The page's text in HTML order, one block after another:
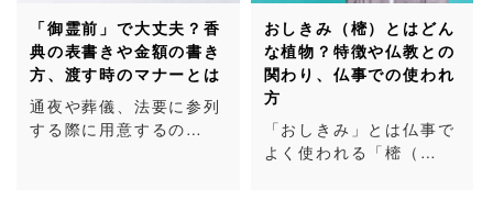
「御霊前」で大丈夫？香
典の表書きや金額の書き
方、渡す時のマナーとは
通夜や葬儀、法要に参列
する際に用意するの…
おしきみ（樒）とはどん
な植物？特徴や仏教との
関わり、仏事での使われ
方
「おしきみ」とは仏事で
よく使われる「樒（…